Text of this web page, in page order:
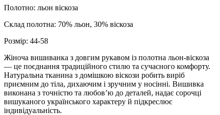
Полотно: льон віскоза
Склад полотна: 70% льон, 30% віскоза
Розмір: 44-58
Жіноча вишиванка з довгим рукавом із полотна льон-віскоза
— це поєднання традиційного стилю та сучасного комфорту.
Натуральна тканина з домішкою віскози робить виріб
приємним до тіла, дихаючим і зручним у носінні. Вишивка
виконана з точністю та любов’ю до деталей, надає сорочці
вишуканого українського характеру й підкреслює
індивідуальність.